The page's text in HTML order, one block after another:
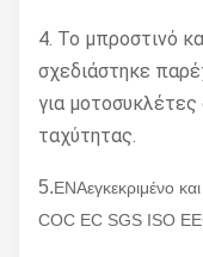
4. Το μπροστινό
σχεδιάστηκε
για
ταχύτητας.
5.ΕΝΑεγκεκριμένο
COC EC SGS ISO